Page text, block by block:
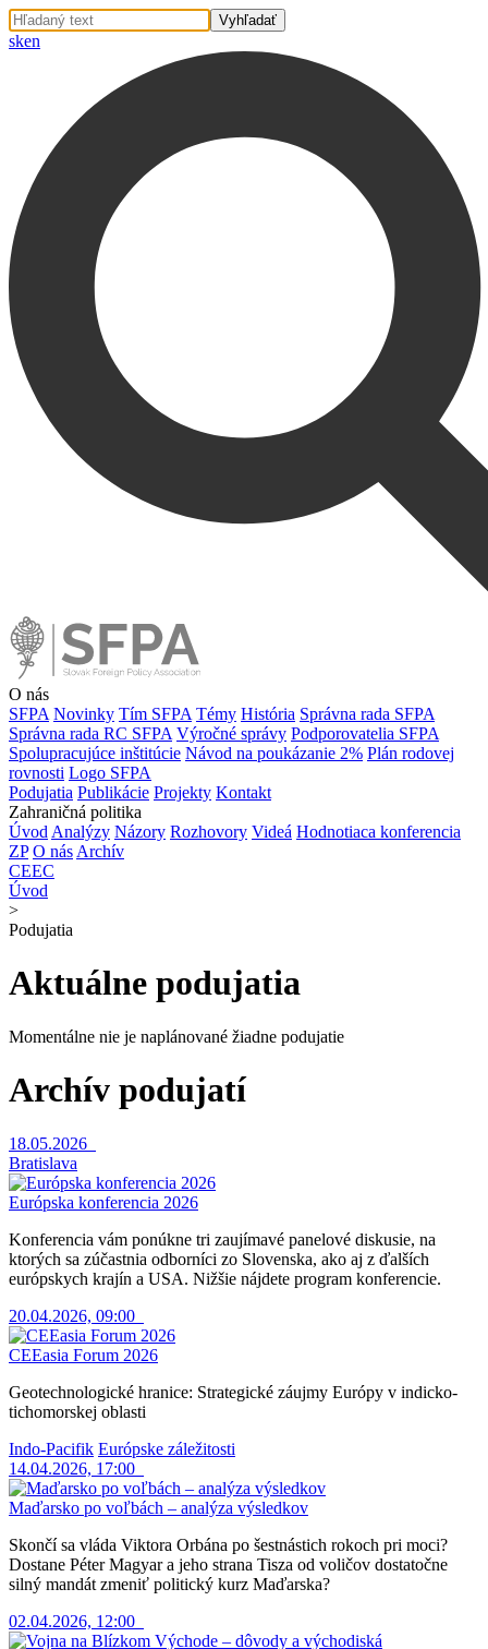
sken
O nás
SFPA Novinky Tím SFPA Témy História Správna rada SFPA
Správna rada RC SFPA Výročné správy Podporovatelia SFPA
Spolupracujúce inštitúcie Návod na poukázanie 2% Plán rodovej
rovnosti Logo SFPA
Podujatia Publikácie Projekty Kontakt
Zahraničná politika
Úvod Analýzy Názory Rozhovory Videá Hodnotiaca konferencia
ZP O nás Archív
CEEC
Úvod
>
Podujatia
Aktuálne podujatia
Momentálne nie je naplánované žiadne podujatie
Archív podujatí
18.05.2026
Bratislava
Európska konferencia 2026
Konferencia vám ponúkne tri zaujímavé panelové diskusie, na
ktorých sa zúčastnia odborníci zo Slovenska, ako aj z ďalších
európskych krajín a USA. Nižšie nájdete program konferencie.
20.04.2026, 09:00
CEEasia Forum 2026
Geotechnologické hranice: Strategické záujmy Európy v indicko-
tichomorskej oblasti
Indo-Pacifik Európske záležitosti
14.04.2026, 17:00
Maďarsko po voľbách – analýza výsledkov
Skončí sa vláda Viktora Orbána po šestnástich rokoch pri moci?
Dostane Péter Magyar a jeho strana Tisza od voličov dostatočne
silný mandát zmeniť politický kurz Maďarska?
02.04.2026, 12:00